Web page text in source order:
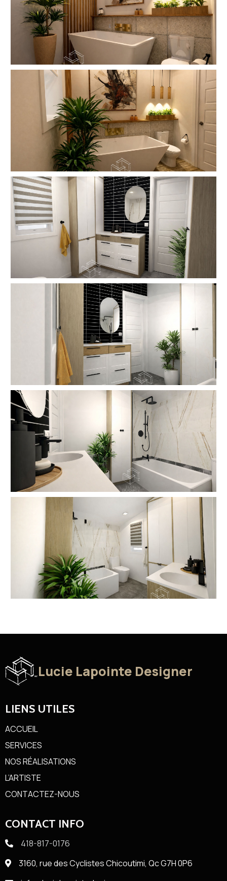
Lucie Lapointe Designer
LIENS UTILES
ACCUEIL
SERVICES
NOS RÉALISATIONS
L’ARTISTE
CONTACTEZ-NOUS
CONTACT INFO
418-817-0176
3160, rue des Cyclistes Chicoutimi, Qc G7H 0P6